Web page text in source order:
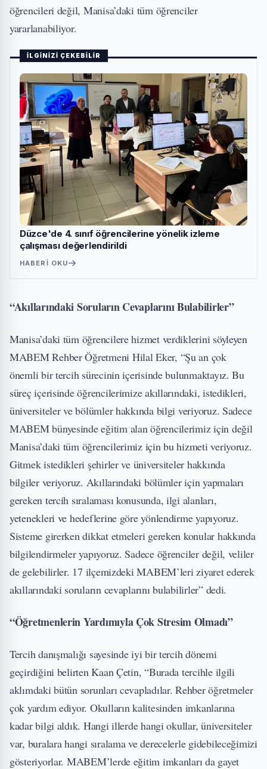
öğrencileri değil, Manisa’daki tüm öğrenciler
yararlanabiliyor.
İLGİNİZİ ÇEKEBİLİR
Düzce'de 4. sınıf öğrencilerine yönelik izleme
çalışması değerlendirildi
HABERI OKU
“Akıllarındaki Soruların Cevaplarını Bulabilirler”
Manisa’daki tüm öğrencilere hizmet verdiklerini söyleyen
MABEM Rehber Öğretmeni Hilal Eker, “Şu an çok
önemli bir tercih sürecinin içerisinde bulunmaktayız. Bu
süreç içerisinde öğrencilerimize akıllarındaki, istedikleri,
üniversiteler ve bölümler hakkında bilgi veriyoruz. Sadece
MABEM bünyesinde eğitim alan öğrencilerimiz için değil
Manisa’daki tüm öğrencilerimiz için bu hizmeti veriyoruz.
Gitmek istedikleri şehirler ve üniversiteler hakkında
bilgiler veriyoruz. Akıllarındaki bölümler için yapmaları
gereken tercih sıralaması konusunda, ilgi alanları,
yetenekleri ve hedeflerine göre yönlendirme yapıyoruz.
Sisteme girerken dikkat etmeleri gereken konular hakkında
bilgilendirmeler yapıyoruz. Sadece öğrenciler değil, veliler
de gelebilirler. 17 ilçemizdeki MABEM’leri ziyaret ederek
akıllarındaki soruların cevaplarını bulabilirler” dedi.
“Öğretmenlerin Yardımıyla Çok Stresim Olmadı”
Tercih danışmalığı sayesinde iyi bir tercih dönemi
geçirdiğini belirten Kaan Çetin, “Burada tercihle ilgili
aklımdaki bütün sorunları cevapladılar. Rehber öğretmeler
çok yardım ediyor. Okulların kalitesinden imkanlarına
kadar bilgi aldık. Hangi illerde hangi okullar, üniversiteler
var, buralara hangi sıralama ve derecelerle gidebileceğimizi
gösteriyorlar. MABEM’lerde eğitim imkanları da gayet